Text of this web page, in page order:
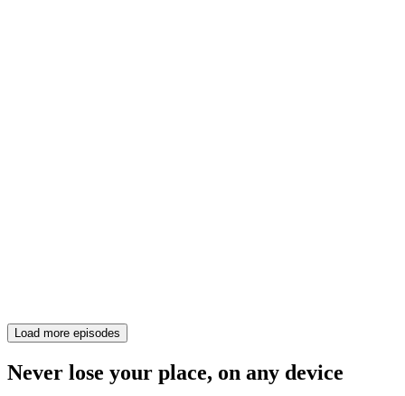
Load more episodes
Never lose your place, on any device